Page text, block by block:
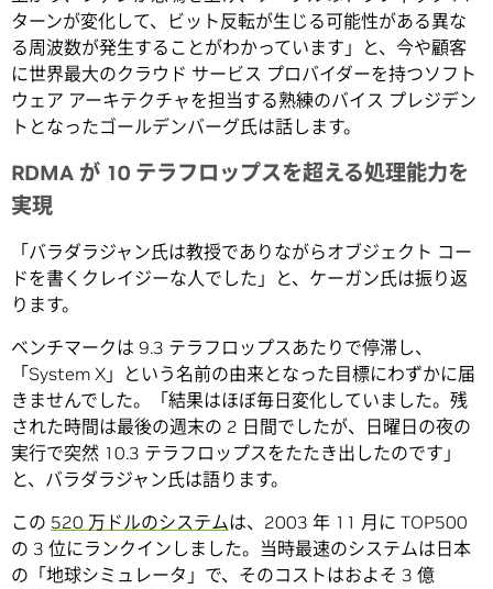
ターンが変化して、ビット反転が生じる可能性がある異な
る周波数が発生することがわかっています」と、今や顧客
に世界最大のクラウド サービス プロバイダーを持つソフト
ウェア アーキテクチャを担当する熟練のバイス プレジデン
トとなったゴールデンバーグ氏は話します。
RDMA が 10 テラフロップスを超える処理能力を
実現
「バラダラジャン氏は教授でありながらオブジェクト コー
ドを書くクレイジーな人でした」と、ケーガン氏は振り返
ります。
ベンチマークは 9.3 テラフロップスあたりで停滞し、
「System X」という名前の由来となった目標にわずかに届
きませんでした。「結果はほぼ毎日変化していました。残
された時間は最後の週末の 2 日間でしたが、日曜日の夜の
実行で突然 10.3 テラフロップスをたたき出したのです」
と、バラダラジャン氏は語ります。
この 520 万ドルのシステムは、2003 年 11 月に TOP500
の 3 位にランクインしました。当時最速のシステムは日本
の「地球シミュレータ」で、そのコストはおよそ 3 億